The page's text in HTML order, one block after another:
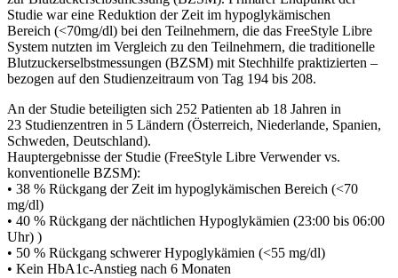
Studie war eine Reduktion der Zeit im hypoglykämischen
Bereich (<70mg/dl) bei den Teilnehmern, die das FreeStyle Libre
System nutzten im Vergleich zu den Teilnehmern, die traditionelle
Blutzuckerselbstmessungen (BZSM) mit Stechhilfe praktizierten –
bezogen auf den Studienzeitraum von Tag 194 bis 208.
An der Studie beteiligten sich 252 Patienten ab 18 Jahren in
23 Studienzentren in 5 Ländern (Österreich, Niederlande, Spanien,
Schweden, Deutschland).
Hauptergebnisse der Studie (FreeStyle Libre Verwender vs.
konventionelle BZSM):
• 38 % Rückgang der Zeit im hypoglykämischen Bereich (<70
mg/dl)
• 40 % Rückgang der nächtlichen Hypoglykämien (23:00 bis 06:00
Uhr) )
• 50 % Rückgang schwerer Hypoglykämien (<55 mg/dl)
• Kein HbA1c-Anstieg nach 6 Monaten